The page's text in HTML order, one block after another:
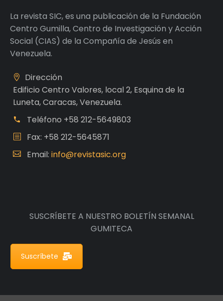
La revista SIC, es una publicación de la Fundación
Centro Gumilla, Centro de Investigación y Acción
Social (CIAS) de la Compañía de Jesús en
Venezuela.
Dirección
Edificio Centro Valores, local 2, Esquina de la
Luneta, Caracas, Venezuela.
Teléfono +58 212-5649803
Fax: +58 212-5645871
Email: info@revistasic.org
SUSCRÍBETE A NUESTRO BOLETÍN SEMANAL
GUMITECA
Suscríbete